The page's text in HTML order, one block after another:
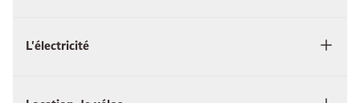
L'électricité